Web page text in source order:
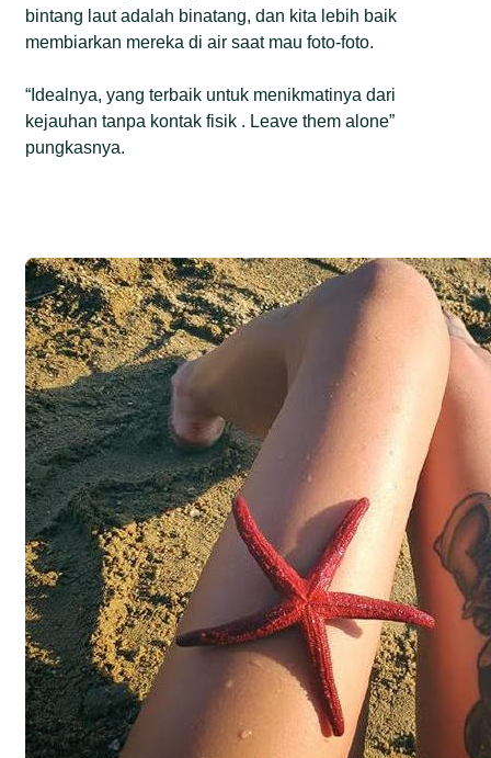
bintang laut adalah binatang, dan kita lebih baik
membiarkan mereka di air saat mau foto-foto.
“Idealnya, yang terbaik untuk menikmatinya dari
kejauhan tanpa kontak fisik . Leave them alone”
pungkasnya.